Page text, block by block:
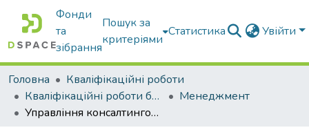
Фонди
та
зібрання
Пошук за
критеріями
Статистика Увійти
Головна
Кваліфікаційні роботи
Кваліфікаційні роботи бакалаврів
Менеджмент
Управління консалтинговою діяльністю підприємства